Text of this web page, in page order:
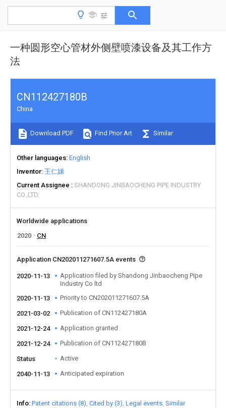
一种圆形空心管材外侧壁喷漆设备及其工作方
法
CN112427180B
China
Download PDF Find Prior Art Similar
Other languages English
Inventor 王仁娣
Current Assignee
SHANDONG JINBAOCHENG PIPE INDUSTRY
CO.,LTD.
Worldwide applications
2020
CN
Application CN202011271607.5A events
2020-11-13
Application filed by Shandong Jinbaocheng Pipe
Industry Co ltd
2020-11-13
Priority to CN202011271607.5A
2021-03-02 Publication of CN112427180A
2021-12-24 Application granted
2021-12-24 Publication of CN112427180B
Status Active
2040-11-13 Anticipated expiration
Info Patent citations (8) Cited by (3) Legal events Similar